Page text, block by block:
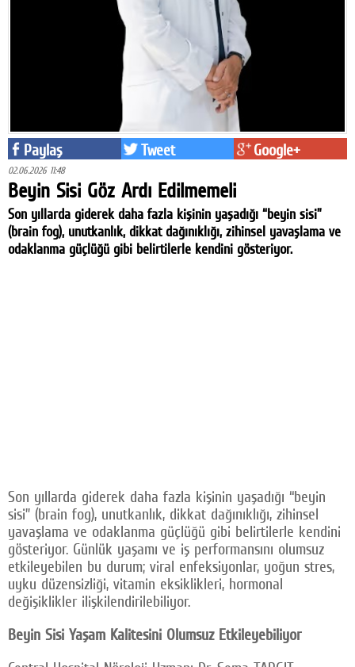
Paylaş Tweet Google+
02.06.2026 11:48
Beyin Sisi Göz Ardı Edilmemeli
Son yıllarda giderek daha fazla kişinin yaşadığı “beyin sisi”
(brain fog), unutkanlık, dikkat dağınıklığı, zihinsel yavaşlama ve
odaklanma güçlüğü gibi belirtilerle kendini gösteriyor.
Son yıllarda giderek daha fazla kişinin yaşadığı “beyin
sisi” (brain fog), unutkanlık, dikkat dağınıklığı, zihinsel
yavaşlama ve odaklanma güçlüğü gibi belirtilerle kendini
gösteriyor. Günlük yaşamı ve iş performansını olumsuz
etkileyebilen bu durum; viral enfeksiyonlar, yoğun stres,
uyku düzensizliği, vitamin eksiklikleri, hormonal
değişiklikler ilişkilendirilebiliyor.
Beyin Sisi Yaşam Kalitesini Olumsuz Etkileyebiliyor